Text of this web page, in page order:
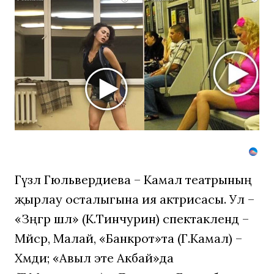
из
Омска:
вы
будете
смеяться
долго
Гүзәл Гюльвердиева – Камал театрының
җырлау осталыгына ия актрисасы. Ул –
«Зәңгәр шәл» (К.Тинчурин) спектаклендә –
Мәйсәрә, Малай, «Банкрот»та (Г.Камал) –
Хәмди; «Авыл эте Акбай»да